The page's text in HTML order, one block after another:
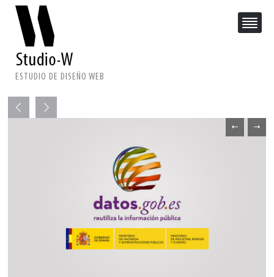
ESTUDIO DE DISEÑO WEB